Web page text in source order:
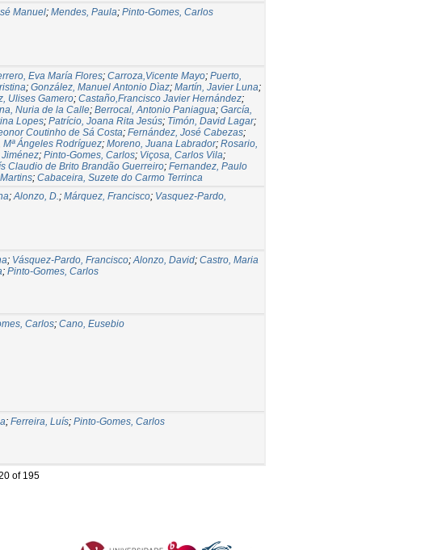
Manuel; Mendes, Paula; Pinto-Gomes, Carlos
Eva María Flores; Carroza,Vicente Mayo; Puerto,
; González, Manuel Antonio Dìaz; Martín, Javier Luna;
Ulises Gamero; Castaño,Francisco Javier Hernández;
Nuria de la Calle; Berrocal, Antonio Paniagua; García,
Lopes; Patrício, Joana Rita Jesús; Timón, David Lagar;
Coutinho de Sá Costa; Fernández, José Cabezas;
Mª Ángeles Rodríguez; Moreno, Juana Labrador; Rosario,
; Pinto-Gomes, Carlos; Viçosa, Carlos Vila;
Claudio de Brito Brandão Guerreiro; Fernandez, Paulo
; Cabaceira, Suzete do Carmo Terrinca
;Alonzo, D.; Márquez, Francisco; Vasquez-Pardo,
; Vásquez-Pardo, Francisco;Alonzo, David; Castro, Maria
; Pinto-Gomes, Carlos
Carlos; Cano, Eusebio
; Ferreira, Luís; Pinto-Gomes, Carlos
of 195